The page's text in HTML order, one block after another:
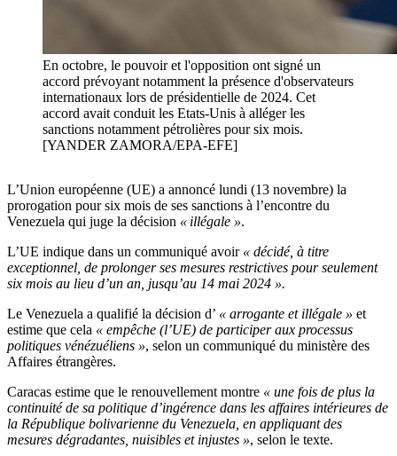
En octobre, le pouvoir et l'opposition ont signé un
accord prévoyant notamment la présence d'observateurs
internationaux lors de présidentielle de 2024. Cet
accord avait conduit les Etats-Unis à alléger les
sanctions notamment pétrolières pour six mois.
[YANDER ZAMORA/EPA-EFE]
L’Union européenne (UE) a annoncé lundi (13 novembre) la
prorogation pour six mois de ses sanctions à l’encontre du
Venezuela qui juge la décision « illégale ».
L’UE indique dans un communiqué avoir « décidé, à titre
exceptionnel, de prolonger ses mesures restrictives pour seulement
six mois au lieu d’un an, jusqu’au 14 mai 2024 ».
Le Venezuela a qualifié la décision d’ « arrogante et illégale » et
estime que cela « empêche (l’UE) de participer aux processus
politiques vénézuéliens », selon un communiqué du ministère des
Affaires étrangères.
Caracas estime que le renouvellement montre « une fois de plus la
continuité de sa politique d’ingérence dans les affaires intérieures de
la République bolivarienne du Venezuela, en appliquant des
mesures dégradantes, nuisibles et injustes », selon le texte.